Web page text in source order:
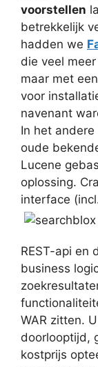
voorstellen
betrekkelijk
hadden we
die veel
maar met
voor
navenant
In het
oude
Lucene
oplossing.
interface
REST-api en
business
WAR zitten.
doorlooptijd,
kostprijs